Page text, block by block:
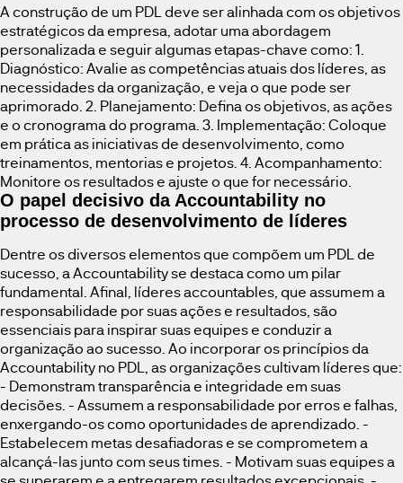
A construção de um PDL deve ser alinhada com os objetivos
estratégicos da empresa, adotar uma abordagem
personalizada e seguir algumas etapas-chave como: 1.
Diagnóstico: Avalie as competências atuais dos líderes, as
necessidades da organização, e veja o que pode ser
aprimorado. 2. Planejamento: Defina os objetivos, as ações
e o cronograma do programa. 3. Implementação: Coloque
em prática as iniciativas de desenvolvimento, como
treinamentos, mentorias e projetos. 4. Acompanhamento:
Monitore os resultados e ajuste o que for necessário.
O papel decisivo da Accountability no
processo de desenvolvimento de líderes
Dentre os diversos elementos que compõem um PDL de
sucesso, a Accountability se destaca como um pilar
fundamental. Afinal, líderes accountables, que assumem a
responsabilidade por suas ações e resultados, são
essenciais para inspirar suas equipes e conduzir a
organização ao sucesso. Ao incorporar os princípios da
Accountability no PDL, as organizações cultivam líderes que:
- Demonstram transparência e integridade em suas
decisões. - Assumem a responsabilidade por erros e falhas,
enxergando-os como oportunidades de aprendizado. -
Estabelecem metas desafiadoras e se comprometem a
alcançá-las junto com seus times. - Motivam suas equipes a